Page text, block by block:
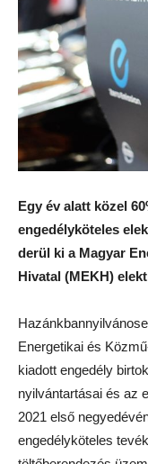
Egy év alatt közel
engedélyköteles
derül ki a Magyar
Hivatal (MEKH)
Energetikai és
kiadott engedély
nyilvántartásai és az
2021 első
engedélyköteles